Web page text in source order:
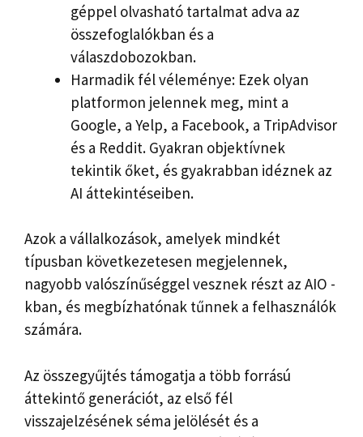
géppel olvasható tartalmat adva az
összefoglalókban és a
válaszdobozokban.
Harmadik fél véleménye: Ezek olyan
platformon jelennek meg, mint a
Google, a Yelp, a Facebook, a TripAdvisor
és a Reddit. Gyakran objektívnek
tekintik őket, és gyakrabban idéznek az
AI áttekintéseiben.
Azok a vállalkozások, amelyek mindkét
típusban következetesen megjelennek,
nagyobb valószínűséggel vesznek részt az AIO -
kban, és megbízhatónak tűnnek a felhasználók
számára.
Az összegyűjtés támogatja a több forrású
áttekintő generációt, az első fél
visszajelzésének séma jelölését és a